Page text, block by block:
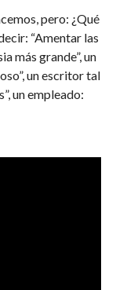
pero: ¿Qué
“Amentar las
más grande”, un
un escritor tal
un empleado: